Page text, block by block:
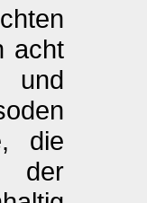
acht
die